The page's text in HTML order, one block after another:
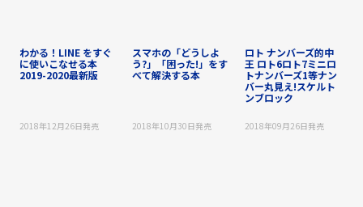
わかる！LINE をすぐ
に使いこなせる本
2019-2020最新版
スマホの「どうしよ
う?」「困った!」をす
べて解決する本
ロト ナンバーズ的中
王 ロト6ロト7ミニロ
トナンバーズ1等ナン
バー丸見え!スケルト
ンブロック
2018年12月26日発売 2018年10月30日発売 2018年09月26日発売